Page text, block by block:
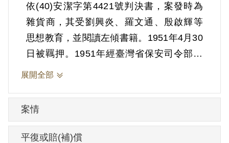
依(40)安潔字第4421號判決書，案發時為
雜貨商，其受劉興炎、羅文通、殷啟輝等
思想教育，並閱讀左傾書籍。1951年4月30
日被羈押。1951年經臺灣省保安司令部以
《戡亂時期檢肅匪諜條例》第8條第1項第2
開釋。
展開全部
案情
平復或賠(補)償